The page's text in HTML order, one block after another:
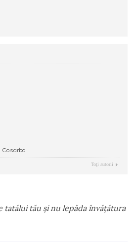
Cosarba
Toţi autorii
tatălui tău şi nu lepăda învăţătura